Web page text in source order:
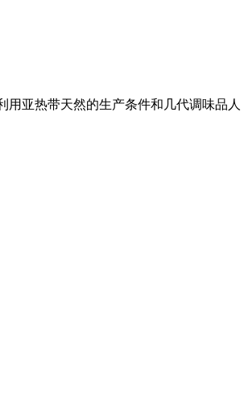
亚热带天然的生产条件和几代调味品人